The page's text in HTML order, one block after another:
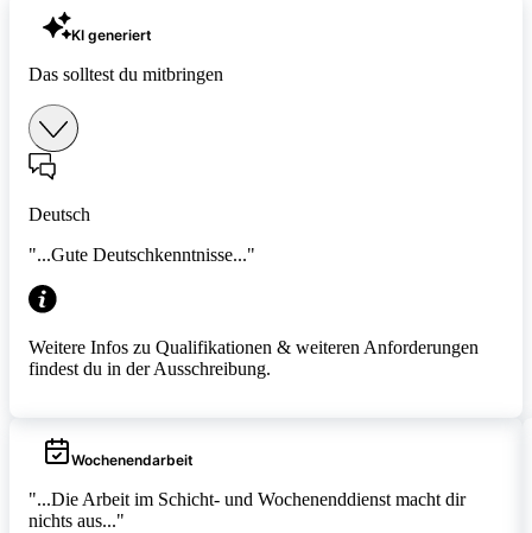
KI generiert
Das solltest du mitbringen
Deutsch
"...Gute Deutschkenntnisse..."
Weitere Infos zu Qualifikationen & weiteren Anforderungen
findest du in der Ausschreibung.
Wochenendarbeit
"...Die Arbeit im Schicht- und Wochenenddienst macht dir
nichts aus..."